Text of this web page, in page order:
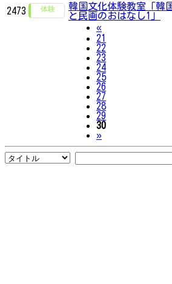
2473
韓国文化体験教室「韓
と民画のおはなし1」
«Previous
21
22
23
24
25
26
27
28
29
30
»Next